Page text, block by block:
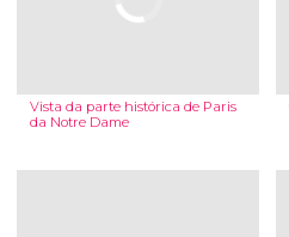
Vista da parte histórica de Paris
da Notre Dame